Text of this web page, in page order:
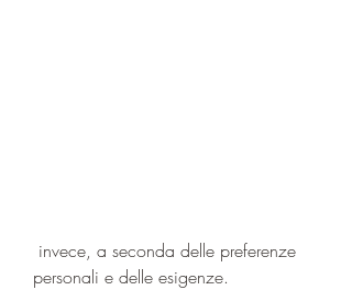
personali e delle esigenze.